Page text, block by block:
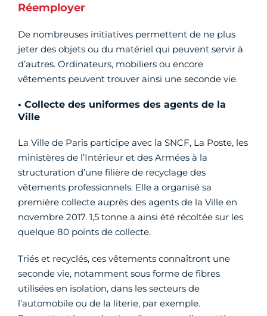
Réemployer
De nombreuses initiatives permettent de ne plus
jeter des objets ou du matériel qui peuvent servir à
d’autres. Ordinateurs, mobiliers ou encore
vêtements peuvent trouver ainsi une seconde vie.
• Collecte des uniformes des agents de la
Ville
La Ville de Paris participe avec la SNCF, La Poste, les
ministères de l’Intérieur et des Armées à la
structuration d’une filière de recyclage des
vêtements professionnels. Elle a organisé sa
première collecte auprès des agents de la Ville en
novembre 2017. 1,5 tonne a ainsi été récoltée sur les
quelque 80 points de collecte.
Triés et recyclés, ces vêtements connaîtront une
seconde vie, notamment sous forme de fibres
utilisées en isolation, dans les secteurs de
l’automobile ou de la literie, par exemple.